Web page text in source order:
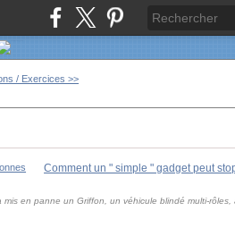
/ Exercices >>
en panne un Griffon, un véhicule blindé multi-rôles,